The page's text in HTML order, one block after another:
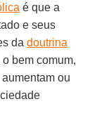
é que a
e seus
dadoutrina
bem comum,
ou